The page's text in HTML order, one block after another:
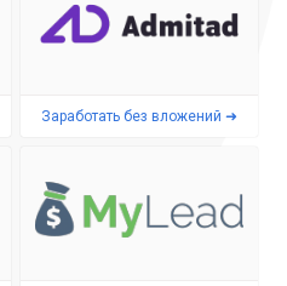
Заработать без вложений ➜